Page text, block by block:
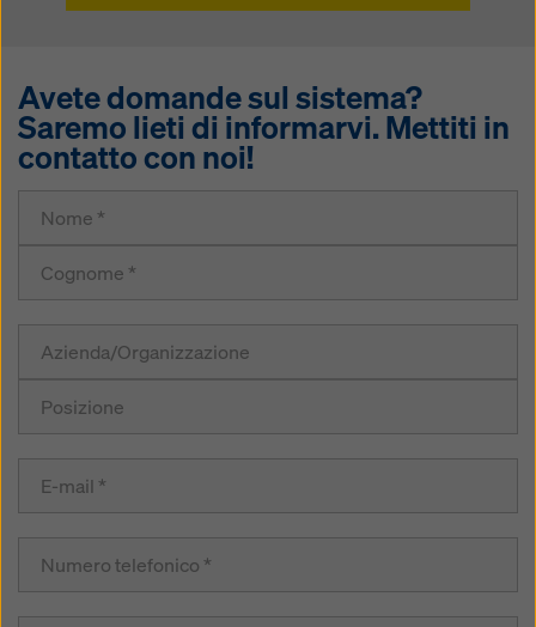
Avete domande sul sistema?
Saremo lieti di informarvi. Mettiti in
contatto con noi!